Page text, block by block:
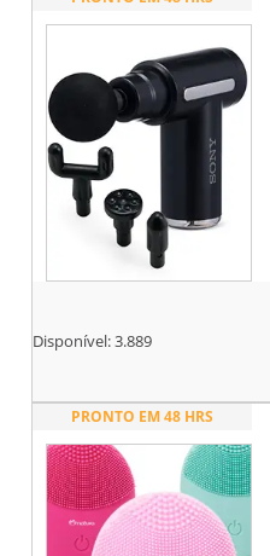
Disponível:3.889
PRONTO EM 48 HRS